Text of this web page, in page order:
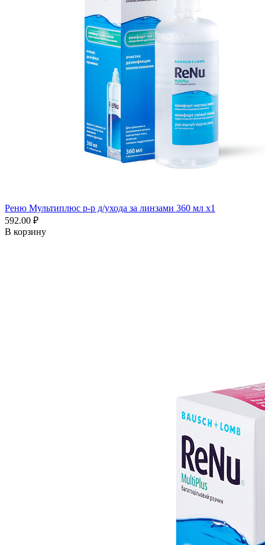
Реню Мультиплюс р-р д/ухода за линзами 360 мл x1
592.00 ₽
В корзину